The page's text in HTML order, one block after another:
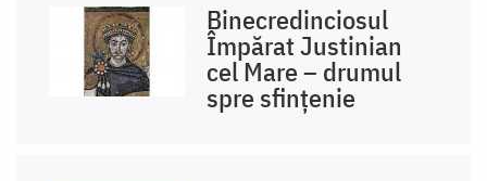
Binecredinciosul
Împărat Justinian
cel Mare – drumul
spre sfințenie